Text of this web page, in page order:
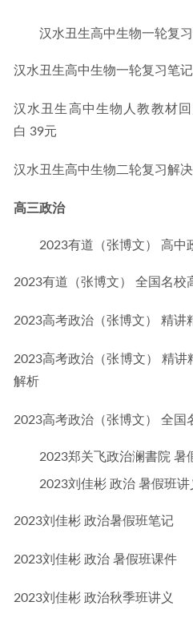
汉水丑生高中生物一轮复
汉水丑生高中生物一轮复习笔记
汉水丑生高中生物人教教材
白 39元
汉水丑生高中生物二轮复习解决
高三政治
2023有道（张博文） 高中
2023有道（张博文） 全国名校
2023高考政治（张博文） 精讲
2023高考政治（张博文） 精讲
解析
2023高考政治（张博文） 全国
2023郑关飞政治澜書院 暑
2023刘佳彬 政治 暑假班
2023刘佳彬 政治暑假班笔记
2023刘佳彬 政治 暑假班课件
2023刘佳彬 政治秋季班讲义